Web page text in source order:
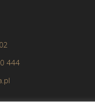
444